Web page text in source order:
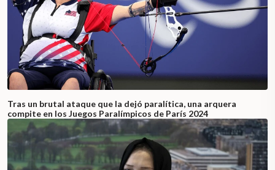
Tras un brutal ataque que la dejó paralítica, una arquera
compite en los Juegos Paralímpicos de París 2024